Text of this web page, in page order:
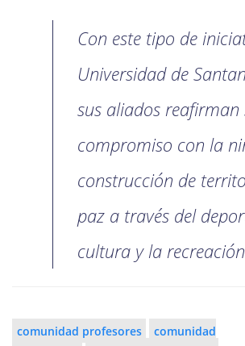
Con este tipo de
Universidad de
sus aliados reafirman
compromiso con la
construcción de
paz a través del
cultura y la
comunidad profesores
comunidad